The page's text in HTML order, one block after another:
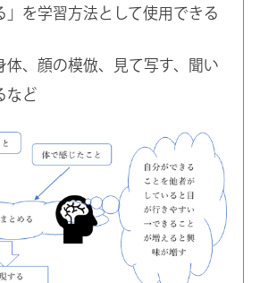
」を学習方法として使用できる
顔の模倣、見て写す、聞い
など